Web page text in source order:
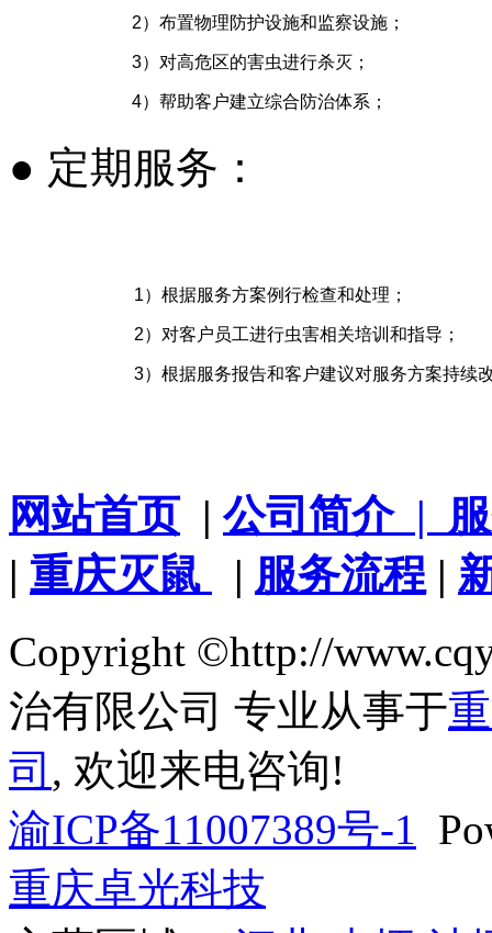
2）布置物理防护设施和监察设施；
3）对高危区的害虫进行杀灭；
4）帮助客户建立综合防治体系；
● 定期服务：
1）根据服务方案例行检查和处理；
2）对客户员工进行虫害相关培训和指导；
3）根据服务报告和客户建议对服务方案持续
网站首页 | 公司简介| 服
| 重庆灭鼠 | 服务流程 |
Copyright ©http://
治有限公司 专业从事于
司 , 欢迎来电咨询!
渝ICP备11007389号-1
重庆卓光科技